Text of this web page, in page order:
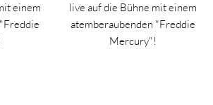
einem
live auf die Bühne mit einem
atemberaubenden "Freddie
Mercury"!